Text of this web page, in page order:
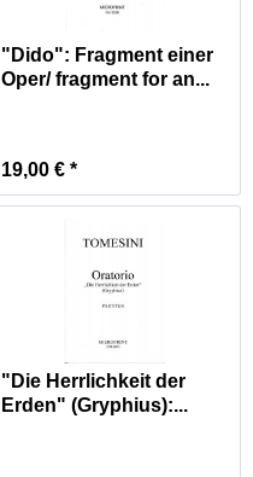
"Dido": Fragment einer
Oper/ fragment for an...
19,00 € *
"Die Herrlichkeit der
Erden" (Gryphius):...